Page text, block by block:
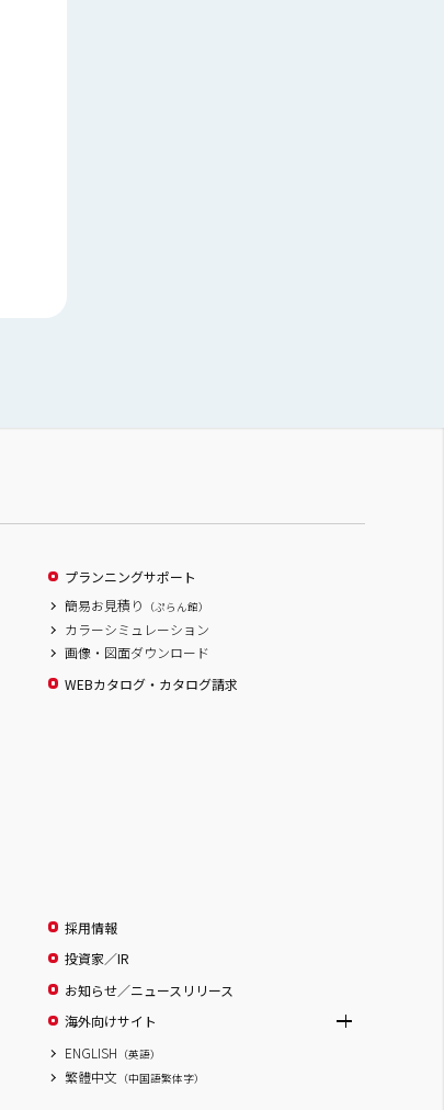
プランニングサポート
簡易お見積り
（ぷらん館）
カラーシミュレーション
画像・図面ダウンロード
WEBカタログ・カタログ請求
採用情報
投資家／IR
お知らせ／ニュースリリース
海外向けサイト
ENGLISH （英語）
繁體中文 （中国語繁体字）